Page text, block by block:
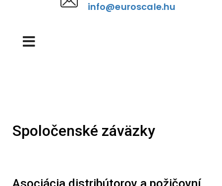
info@euroscale.hu
Spoločenské záväzky